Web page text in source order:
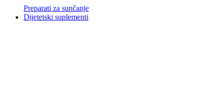
Preparati za sunčanje
Dijetetski suplementi